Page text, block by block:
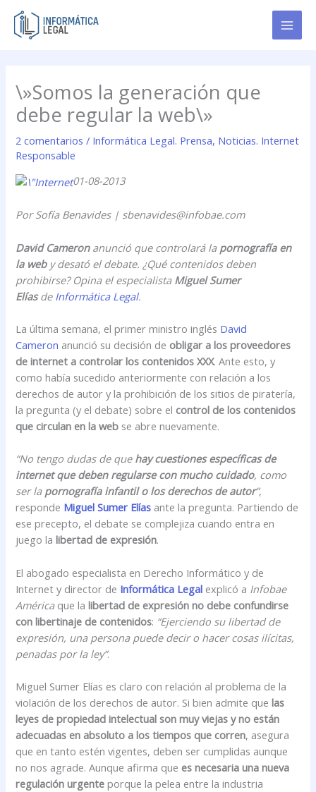
contenido
\»Somos la generación que
debe regular la web\»
2 comentarios / Informática Legal. Prensa, Noticias. Internet
Responsable
01-08-2013
Por Sofía Benavides | sbenavides@infobae.com
David Cameronanunció que controlará la pornografía en
la weby desató el debate. ¿Qué contenidos deben
prohibirse? Opina el especialista Miguel Sumer
Elíasde Informática Legal.
La última semana, el primer ministro inglés David
Cameron anunció su decisión de obligar a los proveedores
de internet a controlar los contenidos XXX. Ante esto, y
como había sucedido anteriormente con relación a los
derechos de autor y la prohibición de los sitios de piratería,
la pregunta (y el debate) sobre el control de los contenidos
que circulan en la web se abre nuevamente.
“No tengo dudas de quehay cuestiones específicas de
internet que deben regularse con mucho cuidado, como
ser la pornografía infantil o los derechos de autor”,
responde Miguel Sumer Elías ante la pregunta. Partiendo de
ese precepto, el debate se complejiza cuando entra en
juego lalibertad de expresión.
El abogado especialista en Derecho Informático y de
Internet y director de Informática Legal explicó a Infobae
Américaque lalibertad de expresión no debe confundirse
con libertinaje de contenidos: “Ejerciendo su libertad de
expresión, una persona puede decir o hacer cosas ilícitas,
penadas por la ley”.
Miguel Sumer Elías es claro con relación al problema de la
violación de los derechos de autor. Si bien admite quelas
leyes de propiedad intelectual son muy viejas y no están
adecuadas en absoluto a los tiempos que corren, asegura
que en tanto estén vigentes, deben ser cumplidas aunque
no nos agrade. Aunque afirma que es necesaria una nueva
regulación urgente porque la pelea entre la industria